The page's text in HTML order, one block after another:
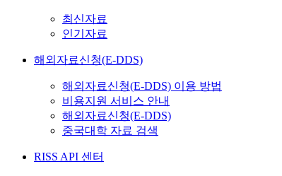
최신자료
인기자료
해외자료신청(E-DDS)
해외자료신청(E-DDS) 이용 방법
비용지원 서비스 안내
해외자료신청(E-DDS)
중국대학 자료 검색
RISS API 센터